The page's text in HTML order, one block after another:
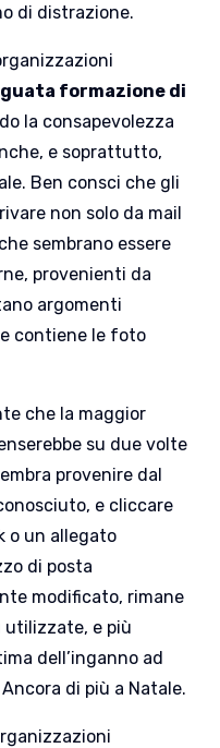
di distrazione.
formazione di
la consapevolezza
e soprattutto,
Ben consci che gli
non solo da mail
sembrano essere
provenienti da
argomenti
contiene le foto
che la maggior
su due volte
provenire dal
e cliccare
o un allegato
di posta
modificato, rimane
e più
dell’inganno ad
ncora di più a Natale.